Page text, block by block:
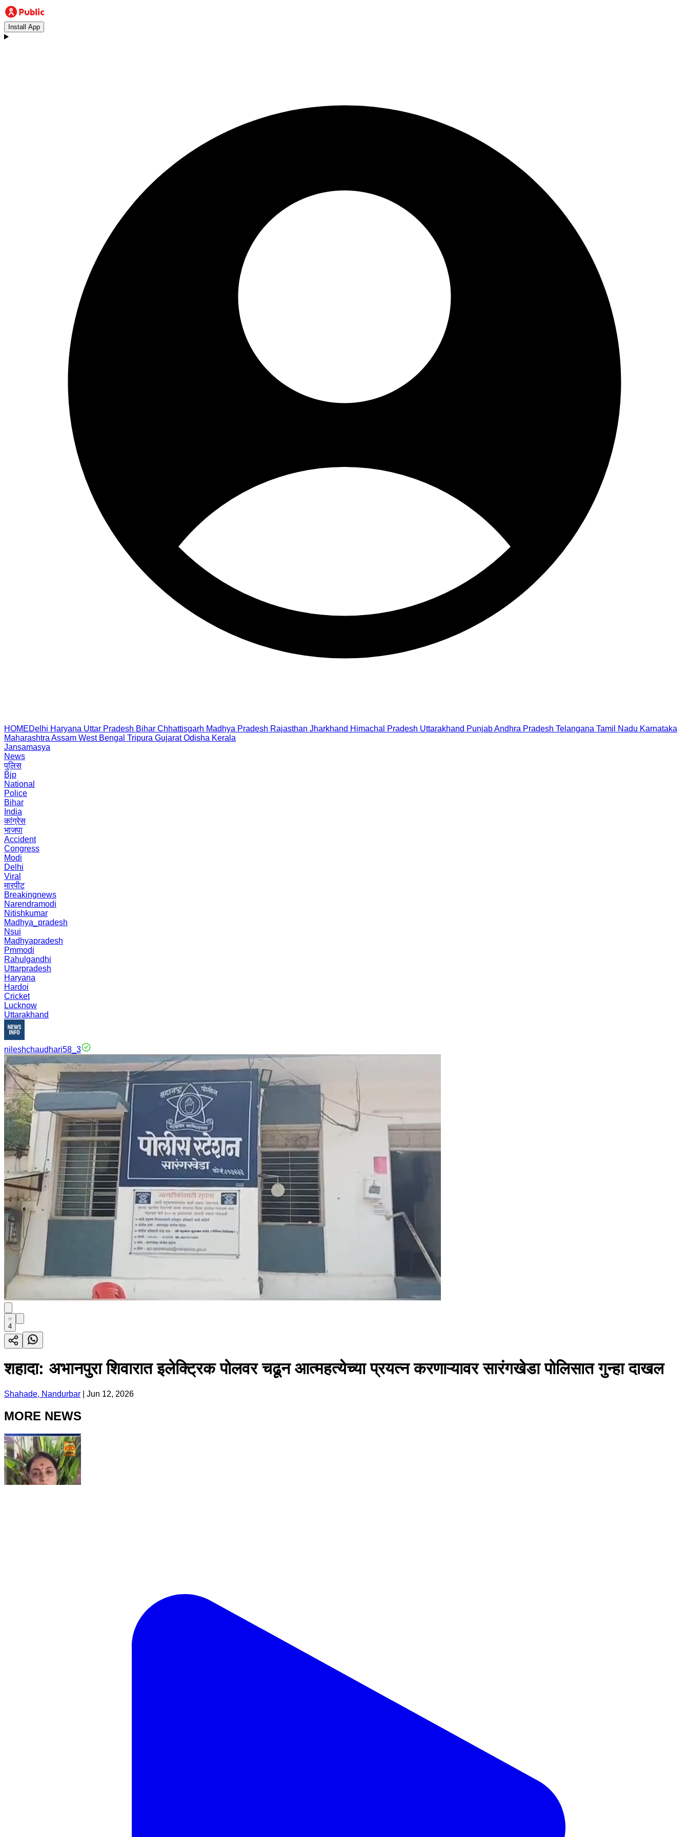
Install App
HOMEDelhi Haryana Uttar Pradesh Bihar Chhattisgarh Madhya Pradesh Rajasthan Jharkhand Himachal Pradesh Uttarakhand PunjabAndhra Pradesh Telangana Tamil Nadu Karnataka
Maharashtra Assam West Bengal Tripura Gujarat Odisha Kerala
Jansamasya
News
पुलिस
Bjp
National
Police
Bihar
India
कांग्रेस
भाजपा
Accident
Congress
Modi
Delhi
Viral
मारपीट
Breakingnews
Narendramodi
Nitishkumar
Madhya_pradesh
Nsui
Madhyapradesh
Pmmodi
Rahulgandhi
Uttarpradesh
Haryana
Hardoi
Cricket
Lucknow
Uttarakhand
nileshchaudhari58_3
4
शहादा: अभानपुरा शिवारात इलेक्ट्रिक पोलवर चढून आत्महत्येच्या प्रयत्न करणाऱ्यावर सारंगखेडा पोलिसात गुन्हा दाखल
Shahade, Nandurbar Jun 12, 2026
MORE NEWS